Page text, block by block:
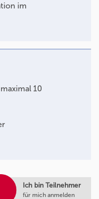
Ich bin Teilnehmer
für mich anmelden
im
10